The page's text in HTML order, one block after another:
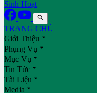
Sinh Hoạt

TRANG CHỦ
Giới Thiệu 
Phụng Vụ 
Mục Vụ 
Tin Tức 
Tài Liệu 
Media 